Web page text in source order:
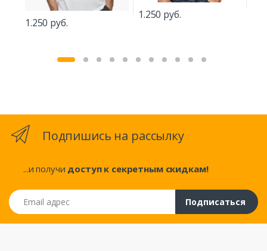
1.250 руб.
1.250 руб.
Подпишись на рассылку
...и получи доступ к секретным скидкам!
Email адрес
Подписаться